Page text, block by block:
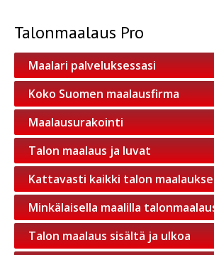
Talonmaalaus Pro
Maalari palveluksessasi
Koko Suomen maalausfirma
Maalausurakointi
Talon maalaus ja luvat
Kattavasti kaikki talon
Minkälaisella maalilla
Talon maalaus sisältä ja ulkoa